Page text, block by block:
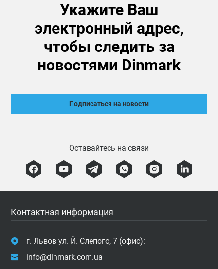
Укажите Ваш
электронный адрес,
чтобы следить за
новостями Dinmark
Подписаться на новости
Оставайтесь на связи
Контактная информация
г. Львов ул. Й. Слепого, 7 (офис):
info@dinmark.com.ua